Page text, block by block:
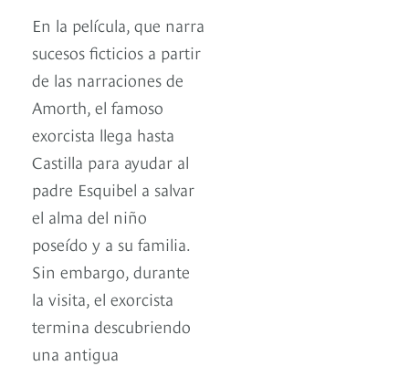
En la película, que narra
sucesos ficticios a partir
de las narraciones de
Amorth, el famoso
exorcista llega hasta
Castilla para ayudar al
padre Esquibel a salvar
el alma del niño
poseído y a su familia.
Sin embargo, durante
la visita, el exorcista
termina descubriendo
una antigua